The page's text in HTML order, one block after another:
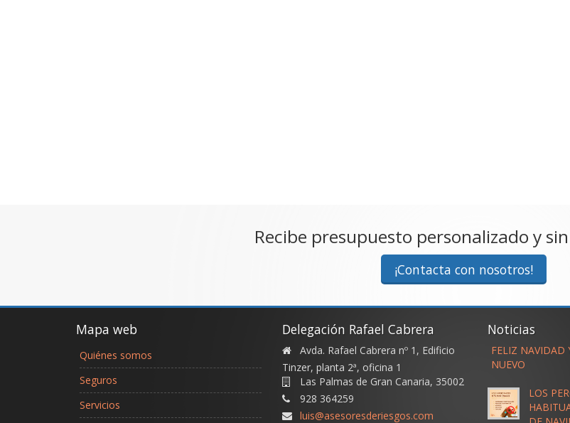
Recibe presupuesto personalizado y
¡Contacta con nosotros!
Mapa web
Quiénes somos
Seguros
Servicios
Delegación Rafael Cabrera
Avda. Rafael Cabrera nº 1, Edificio
Tinzer, planta 2ª, oficina 1
Las Palmas de Gran Canaria, 35002
928 364259
luis@asesoresderiesgos.com
Noticias
FELIZ NAVIDAD
NUEVO
LOS